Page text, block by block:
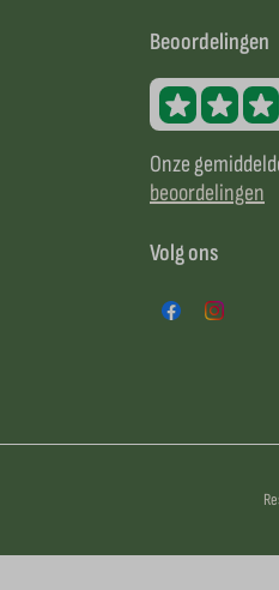
Beoordelingen
Onze
beoordelingen
Volg ons